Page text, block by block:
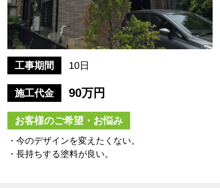
工事期間 10日
施工代金 90万円
お客様のご希望・お悩み
・今のデザインを変えたくない。
・長持ちする塗料が良い。